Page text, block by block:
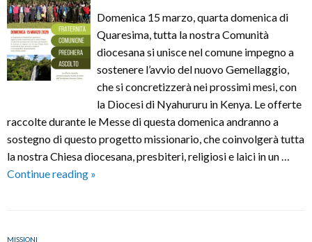
Domenica 15 marzo, quarta domenica di
Quaresima, tutta la nostra Comunità
diocesana si unisce nel comune impegno a
sostenere l’avvio del nuovo Gemellaggio,
che si concretizzerà nei prossimi mesi, con
la Diocesi di Nyahururu in Kenya. Le offerte
raccolte durante le Messe di questa domenica andranno a
sostegno di questo progetto missionario, che coinvolgerà tutta
la nostra Chiesa diocesana, presbiteri, religiosi e laici in un …
Continue reading QUARESIMA
»
MISSIONI